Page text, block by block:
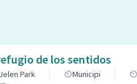
de los sentidos
Jelen Park
Municipi